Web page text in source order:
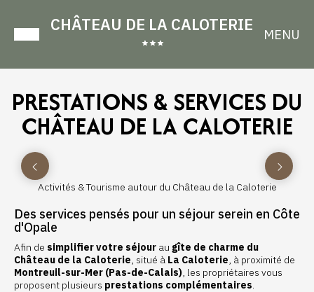
CHÂTEAU DE LA CALOTERIE MENU
PRESTATIONS & SERVICES DU
CHÂTEAU DE LA CALOTERIE
Activités & Tourisme autour du Château de la Caloterie
Des services pensés pour un séjour serein en Côte
d'Opale
Afin de simplifier votre séjour au gîte de charme du
Château de la Caloterie, situé à La Caloterie, à proximité de
Montreuil-sur-Mer (Pas-de-Calais), les propriétaires vous
proposent plusieurs prestations complémentaires.